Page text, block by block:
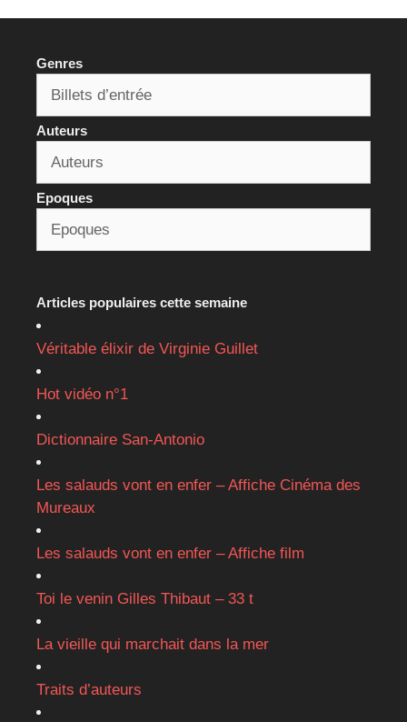
Genres
Auteurs
Epoques
Articles populaires cette semaine
Véritable élixir de Virginie Guillet
Hot vidéo n°1
Dictionnaire San-Antonio
Les salauds vont en enfer – Affiche Cinéma des
Mureaux
Les salauds vont en enfer – Affiche film
Toi le venin Gilles Thibaut – 33 t
La vieille qui marchait dans la mer
Traits d’auteurs